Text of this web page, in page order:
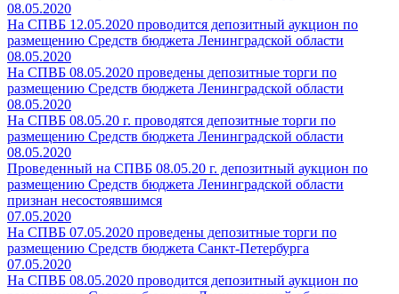
08.05.2020
На СПВБ 12.05.2020 проводится депозитный аукцион по
размещению Средств бюджета Ленинградской области
08.05.2020
На СПВБ 08.05.2020 проведены депозитные торги по
размещению Средств бюджета Ленинградской области
08.05.2020
На СПВБ 08.05.20 г. проводятся депозитные торги по
размещению Средств бюджета Ленинградской области
08.05.2020
Проведенный на СПВБ 08.05.20 г. депозитный аукцион по
размещению Средств бюджета Ленинградской области
признан несостоявшимся
07.05.2020
На СПВБ 07.05.2020 проведены депозитные торги по
размещению Средств бюджета Санкт-Петербурга
07.05.2020
На СПВБ 08.05.2020 проводится депозитный аукцион по